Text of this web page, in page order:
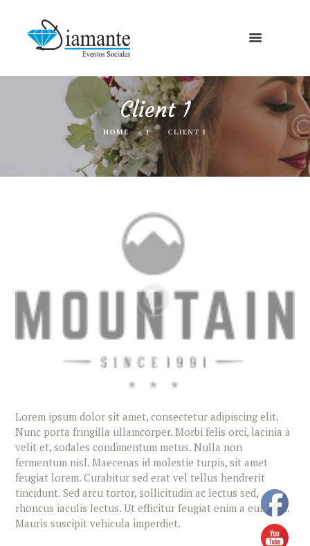
Client 1
HOME CLIENT 1
Lorem ipsum dolor sit amet, consectetur adipiscing elit.
Nunc porta fringilla ullamcorper. Morbi felis orci, lacinia a
velit et, sodales condimentum metus. Nulla non
fermentum nisl. Maecenas id molestie turpis, sit amet
feugiat lorem. Curabitur sed erat vel tellus hendrerit
tincidunt. Sed arcu tortor, sollicitudin ac lectus sed,
rhoncus iaculis lectus. Ut efficitur feugiat enim a euismod.
Mauris suscipit vehicula imperdiet.